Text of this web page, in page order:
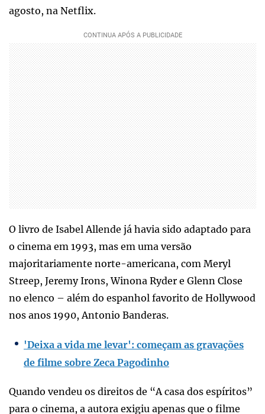
agosto, na Netflix.
O livro de Isabel Allende já havia sido adaptado para
o cinema em 1993, mas em uma versão
majoritariamente norte-americana, com Meryl
Streep, Jeremy Irons, Winona Ryder e Glenn Close
no elenco – além do espanhol favorito de Hollywood
nos anos 1990, Antonio Banderas.
'Deixa a vida me levar': começam as gravações
de filme sobre Zeca Pagodinho
Quando vendeu os direitos de “A casa dos espíritos”
para o cinema, a autora exigiu apenas que o filme